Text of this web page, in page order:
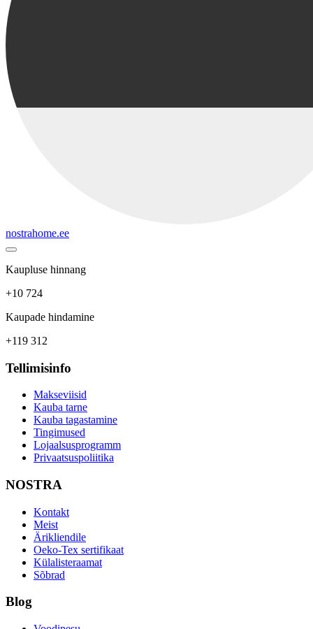
nostrahome.ee
Kaupluse hinnang
+10 724
Kaupade hindamine
+119 312
Tellimisinfo
Makseviisid
Kauba tarne
Kauba tagastamine
Tingimused
Lojaalsusprogramm
Privaatsuspoliitika
NOSTRA
Kontakt
Meist
Ärikliendile
Oeko-Tex sertifikaat
Külalisteraamat
Sõbrad
Blog